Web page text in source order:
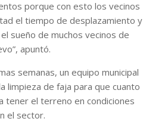
porque con esto los vecinos
el tiempo de desplazamiento y
sueño de muchos vecinos de
apuntó.
semanas, un equipo municipal
limpieza de faja para que cuanto
tener el terreno en condiciones
el sector.